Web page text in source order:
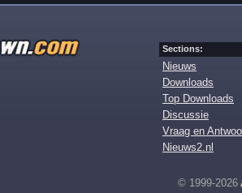
Sections:
Nieuws
Downloads
Top Downloads
Discussie
Vraag en
Nieuws2.nl
© 1999-2026